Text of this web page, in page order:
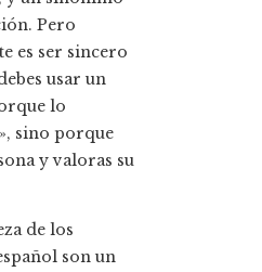
Pero
es ser sincero
usar un
lo
sino porque
y valoras su
de los
son un